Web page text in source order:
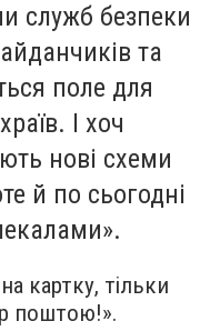
служб безпеки
та
поле для
І хоч
нові схеми
й по сьогодні
картку, тільки
поштою!».